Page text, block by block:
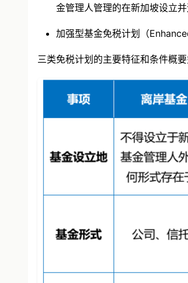
金管理人管理的在新加坡设立并
加强型基金免税计划（
三类免税计划的主要特征和条件概要